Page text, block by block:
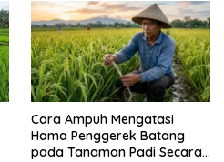
Cara Ampuh Mengatasi
Hama Penggerek Batang
pada Tanaman Padi Secara